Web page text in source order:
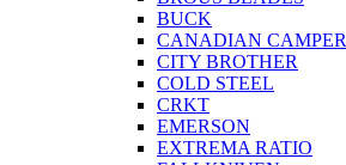
BUCK
CANADIAN CAMPER
CITY BROTHER
COLD STEEL
CRKT
EMERSON
EXTREMA RATIO